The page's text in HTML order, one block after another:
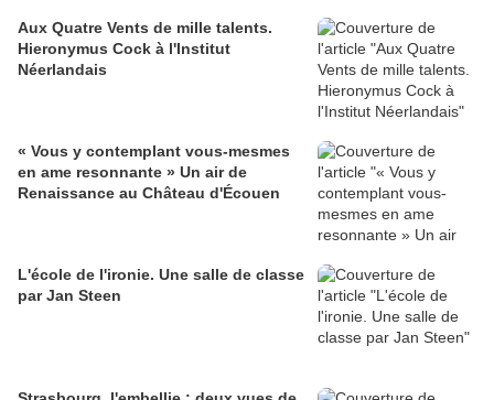
Aux Quatre Vents de mille talents.
Hieronymus Cock à l'Institut
Néerlandais
« Vous y contemplant vous-mesmes
en ame resonnante » Un air de
Renaissance au Château d'Écouen
L'école de l'ironie. Une salle de classe
par Jan Steen